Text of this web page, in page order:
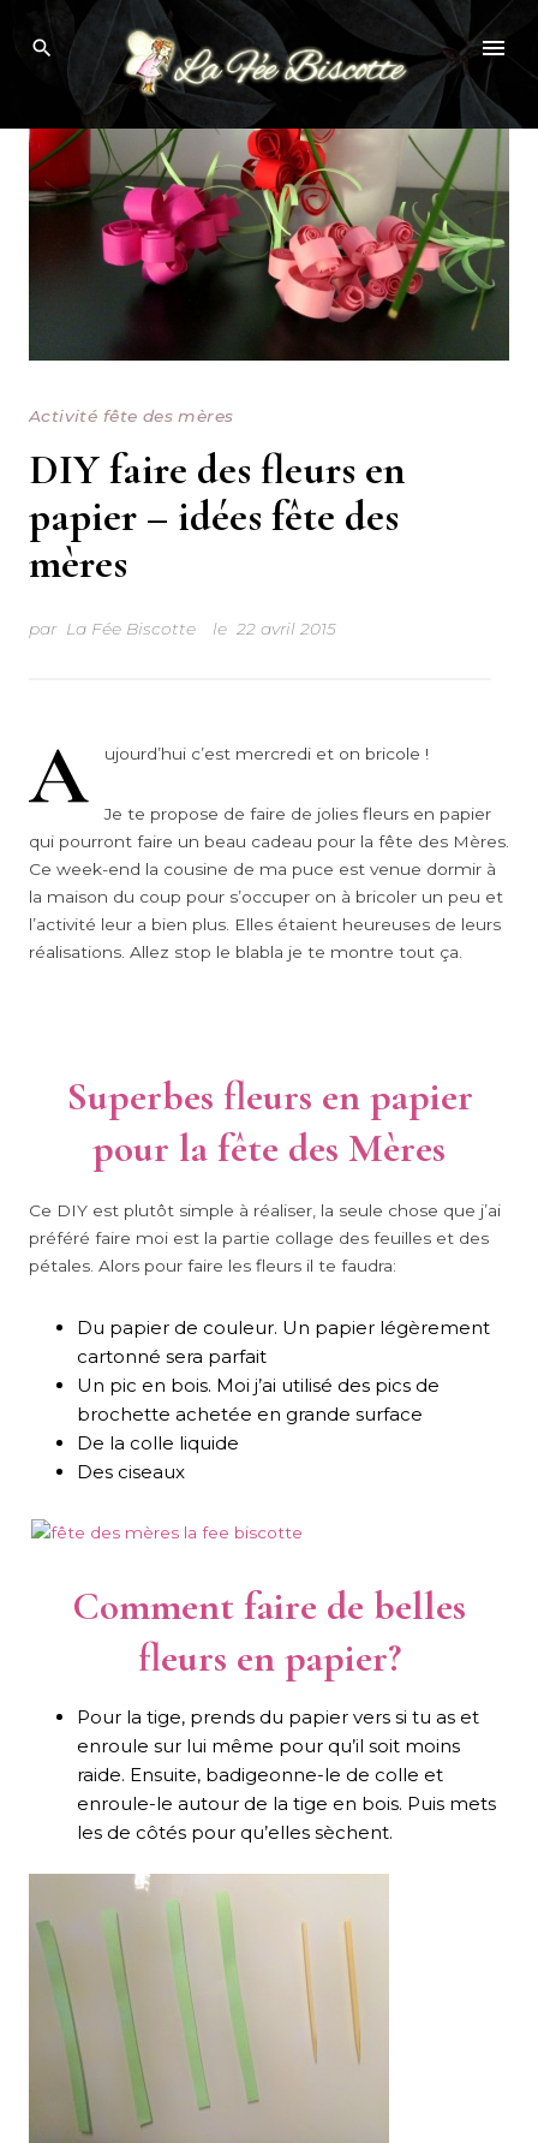
content
Activité fête des mères
DIY faire des fleurs en
papier – idées fête des
mères
par La Fée Biscotte le 22 avril 2015
A ujourd’hui c’est mercredi et on bricole !
Je te propose de faire de jolies fleurs en papier
qui pourront faire un beau cadeau pour la fête des Mères.
Ce week-end la cousine de ma puce est venue dormir à
la maison du coup pour s’occuper on à bricoler un peu et
l’activité leur a bien plus. Elles étaient heureuses de leurs
réalisations. Allez stop le blabla je te montre tout ça.
Superbes fleurs en papier
pour la fête des Mères
Ce DIY est plutôt simple à réaliser, la seule chose que j’ai
préféré faire moi est la partie collage des feuilles et des
pétales. Alors pour faire les fleurs il te faudra:
Du papier de couleur. Un papier légèrement
cartonné sera parfait
Un pic en bois. Moi j’ai utilisé des pics de
brochette achetée en grande surface
De la colle liquide
Des ciseaux
Comment faire de belles
fleurs en papier?
Pour la tige, prends du papier vers si tu as et
enroule sur lui même pour qu’il soit moins
raide. Ensuite, badigeonne-le de colle et
enroule-le autour de la tige en bois. Puis mets
les de côtés pour qu’elles sèchent.